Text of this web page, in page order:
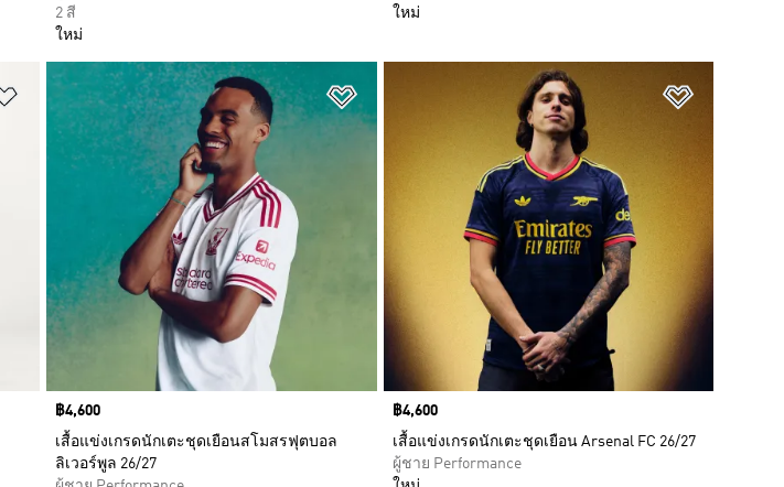
2 สี
ใหม่
ใหม่
เพิ่มไปยังรายการสินค้าโปรด เพิ่มไปยังรายการสินค้าโปรด
Price
฿4,600
เสื้อแข่งเกรดนักเตะชุดเยือนสโมสรฟุตบอล
ลิเวอร์พูล 26/27
Price
฿4,600
เสื้อแข่งเกรดนักเตะชุดเยือน Arsenal FC 26/27
ผู้ชาย Performance